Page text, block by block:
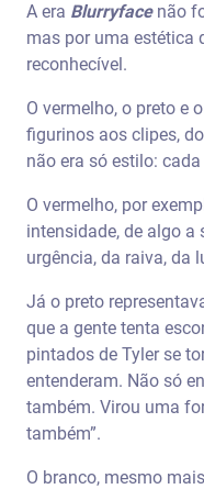
A era Blurryface não
mas por uma estética
reconhecível.
O vermelho, o preto e
figurinos aos clipes,
não era só estilo:
O vermelho, por
intensidade, de algo a
urgência, da raiva, da
Já o preto
que a gente tenta
pintados de Tyler se
entenderam. Não só
também. Virou uma
também”.
O branco, mesmo